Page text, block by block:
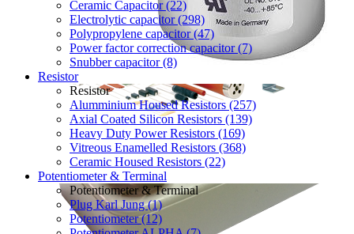
Ceramic Capacitor (22)
Electrolytic capacitor (298)
Polypropylene capacitor (47)
Power factor correction capacitor (7)
Snubber capacitor (8)
Resistor
Resistor
Alumminium Housed Resistors (257)
Axial Coated Silicon Resistors (139)
Heavy Duty Power Resistors (169)
Vitreous Enamelled Resistors (368)
Ceramic Housed Resistors (22)
Potentiometer & Terminal
Potentiometer & Terminal
Plug Karl Jung (1)
Potentiometer (12)